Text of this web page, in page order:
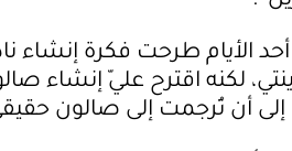
الأيام طرحت فكرة إنشاء
لكنه اقترح عليّ إنشاء
إلى أن تُرجمت إلى صالون